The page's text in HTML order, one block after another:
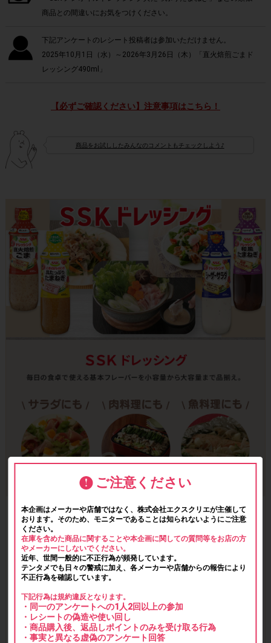
商品との間違いにお気をつけください。
下記アンケートのレシート投稿者は参加いただけません。
2025年10月1日（水）～2026年3月26日（木）「直火焙煎ごまド
レッシング490ml」
【必ずご確認ください】注意事項はこちら！
商品をお試ししたみんなのコメントもチェックしよう♪
ご注意ください
本企画はメーカーや店舗ではなく、株式会社エクスクリエが主催して
おります。そのため、モニターであることは知られないようにご注意
ください。
在庫を含めた商品に関することや本企画に関しての質問等をお店の方
やメーカーにしないでください。
近年、世間一般的に不正行為が頻発しています。
テンタメでも日々の警戒に加え、各メーカーや店舗からの報告により
不正行為を確認しています。
下記行為は規約違反となります。
・同一のアンケートへの1人2回以上の参加
・レシートの偽造や使い回し
・商品購入後、返品しポイントのみを受け取る行為
・事実と異なる虚偽のアンケート回答